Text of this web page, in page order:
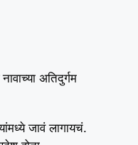
अतिदुर्गम
जावं लागायचं.